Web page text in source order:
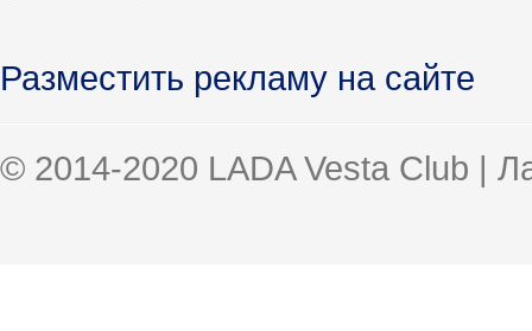
Разместить рекламу на сайте
© 2014-2020 LADA Vesta Club |